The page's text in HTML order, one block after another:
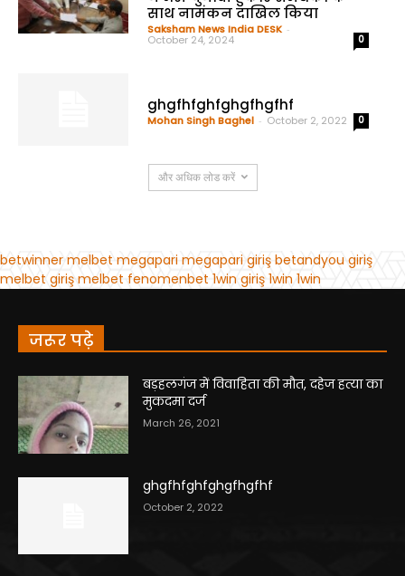
जरूर पढ़े
बड़हलगंज में विवाहिता की मौत, दहेज हत्या का
मुकदमा दर्ज
March 26, 2021
ghgfhfghfghgfhgfhf
October 2, 2022